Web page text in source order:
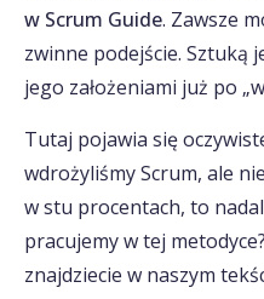
w Scrum Guide. Zawsze
zwinne podejście. Sztuką
jego założeniami już po
Tutaj pojawia się
wdrożyliśmy Scrum, ale
w stu procentach, to
pracujemy w tej
znajdziecie w naszym